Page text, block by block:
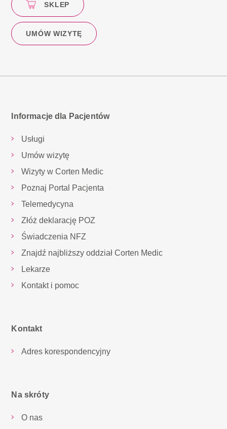
SKLEP
UMÓW WIZYTĘ
Informacje dla Pacjentów
Usługi
Umów wizytę
Wizyty w Corten Medic
Poznaj Portal Pacjenta
Telemedycyna
Złóż deklarację POZ
Świadczenia NFZ
Znajdź najbliższy oddział Corten Medic
Lekarze
Kontakt i pomoc
Kontakt
Adres korespondencyjny
Na skróty
O nas